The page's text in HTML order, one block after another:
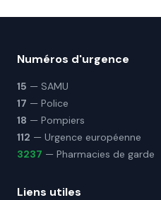
Numéros d'urgence
15 — SAMU
17 — Police
18 — Pompiers
112 — Urgence européenne
3237 — Pharmacies de garde
Liens utiles